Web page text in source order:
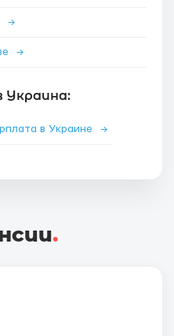
→
→
Украина:
в Украине →
.